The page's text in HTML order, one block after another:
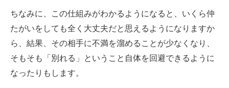
ちなみに、この仕組みがわかるようになると、いくら仲
たがいをしても全く大丈夫だと思えるようになりますか
ら、結果、その相手に不満を溜めることが少なくなり、
そもそも「別れる」ということ自体を回避できるように
なったりもします。